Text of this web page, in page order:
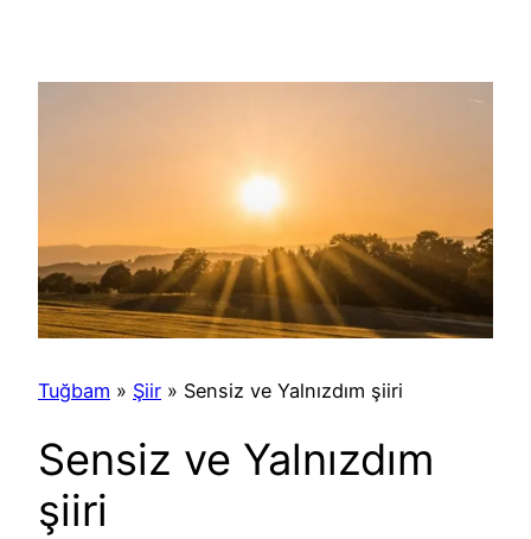
Tuğbam » Şiir » Sensiz ve Yalnızdım şiiri
Sensiz ve Yalnızdım
şiiri